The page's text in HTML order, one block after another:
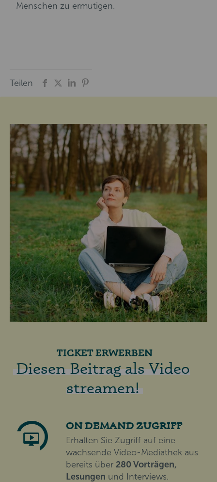
Menschen zu ermutigen.
Teilen
TICKET ERWERBEN
Diesen Beitrag als Video
streamen!
ON DEMAND ZUGRIFF
Erhalten Sie Zugriff auf eine
wachsende Video-Mediathek aus
bereits über 280 Vorträgen,
Lesungen und Interviews.